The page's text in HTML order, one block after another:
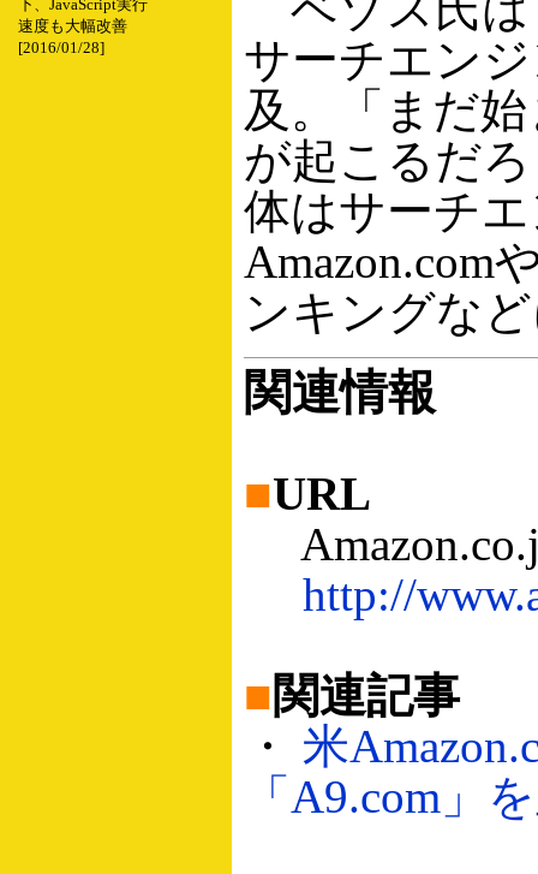
下、JavaScript実行
速度も大幅改善
[2016/01/28]
サーチエン
及。「まだ
が起こるだ
体はサーチ
Amazon.com
ンキングな
関連情報
■URL
http://
■関連記事
・ 米
「A9.com」